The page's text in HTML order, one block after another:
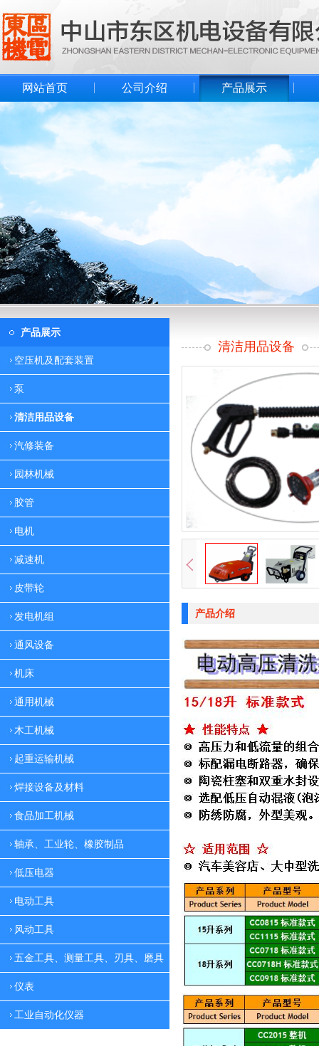
网站首页 公司介绍 产品展示
产品展示
空压机及配套装置
泵
清洁用品设备
汽修装备
园林机械
胶管
电机
减速机
皮带轮
发电机组
通风设备
机床
通用机械
木工机械
起重运输机械
焊接设备及材料
食品加工机械
轴承、工业轮、橡胶制品
低压电器
电动工具
风动工具
五金工具、测量工具、刃具、磨具
仪表
工业自动化仪器
清洁用品设备
产品介绍